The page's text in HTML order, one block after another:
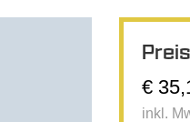
Preis
€
inkl.